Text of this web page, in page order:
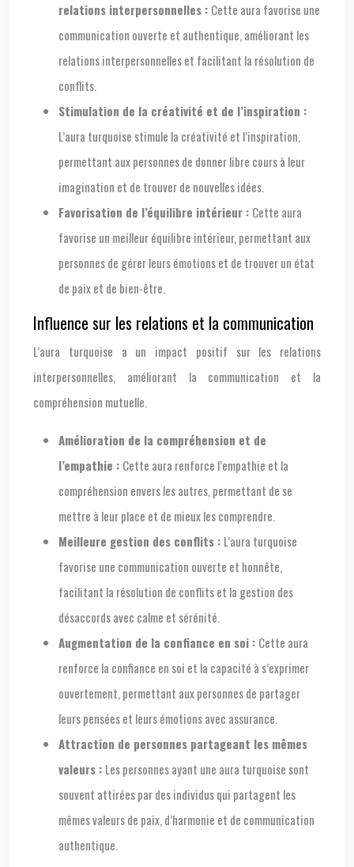
relations interpersonnelles : Cette aura favorise une
communication ouverte et authentique, améliorant les
relations interpersonnelles et facilitant la résolution de
conflits.
Stimulation de la créativité et de l’inspiration :
L’aura turquoise stimule la créativité et l’inspiration,
permettant aux personnes de donner libre cours à leur
imagination et de trouver de nouvelles idées.
Favorisation de l’équilibre intérieur : Cette aura
favorise un meilleur équilibre intérieur, permettant aux
personnes de gérer leurs émotions et de trouver un état
de paix et de bien-être.
Influence sur les relations et la communication
L’aura turquoise a un impact positif sur les relations
interpersonnelles, améliorant la communication et la
compréhension mutuelle.
Amélioration de la compréhension et de
l’empathie : Cette aura renforce l’empathie et la
compréhension envers les autres, permettant de se
mettre à leur place et de mieux les comprendre.
Meilleure gestion des conflits : L’aura turquoise
favorise une communication ouverte et honnête,
facilitant la résolution de conflits et la gestion des
désaccords avec calme et sérénité.
Augmentation de la confiance en soi : Cette aura
renforce la confiance en soi et la capacité à s’exprimer
ouvertement, permettant aux personnes de partager
leurs pensées et leurs émotions avec assurance.
Attraction de personnes partageant les mêmes
valeurs : Les personnes ayant une aura turquoise sont
souvent attirées par des individus qui partagent les
mêmes valeurs de paix, d’harmonie et de communication
authentique.